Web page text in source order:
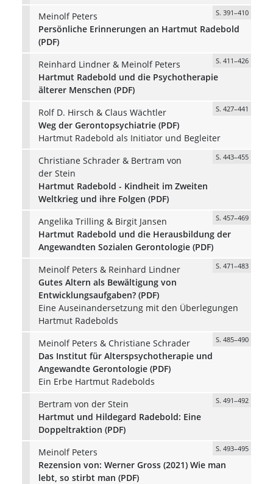
Meinolf Peters
S. 391–410
Persönliche Erinnerungen an Hartmut Radebold
(PDF)
Reinhard Lindner & Meinolf Peters
S. 411–426
Hartmut Radebold und die Psychotherapie
älterer Menschen (PDF)
Rolf D. Hirsch & Claus Wächtler
S. 427–441
Weg der Gerontopsychiatrie (PDF)
Hartmut Radebold als Initiator und Begleiter
Christiane Schrader & Bertram von
der Stein
S. 443–455
Hartmut Radebold - Kindheit im Zweiten
Weltkrieg und ihre Folgen (PDF)
Angelika Trilling & Birgit Jansen
S. 457–469
Hartmut Radebold und die Herausbildung der
Angewandten Sozialen Gerontologie (PDF)
Meinolf Peters & Reinhard Lindner
S. 471–483
Gutes Altern als Bewältigung von
Entwicklungsaufgaben? (PDF)
Eine Auseinandersetzung mit den Überlegungen
Hartmut Radebolds
Meinolf Peters & Christiane Schrader
S. 485–490
Das Institut für Alterspsychotherapie und
Angewandte Gerontologie (PDF)
Ein Erbe Hartmut Radebolds
Bertram von der Stein
S. 491–492
Hartmut und Hildegard Radebold: Eine
Doppeltraktion (PDF)
Meinolf Peters
S. 493–495
Rezension von: Werner Gross (2021) Wie man
lebt, so stirbt man (PDF)